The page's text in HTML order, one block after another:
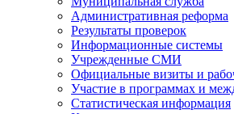
Административная реформа
Результаты проверок
Информационные системы
Учрежденные СМИ
Официальные визиты и
Участие в программах и
Статистическая информация